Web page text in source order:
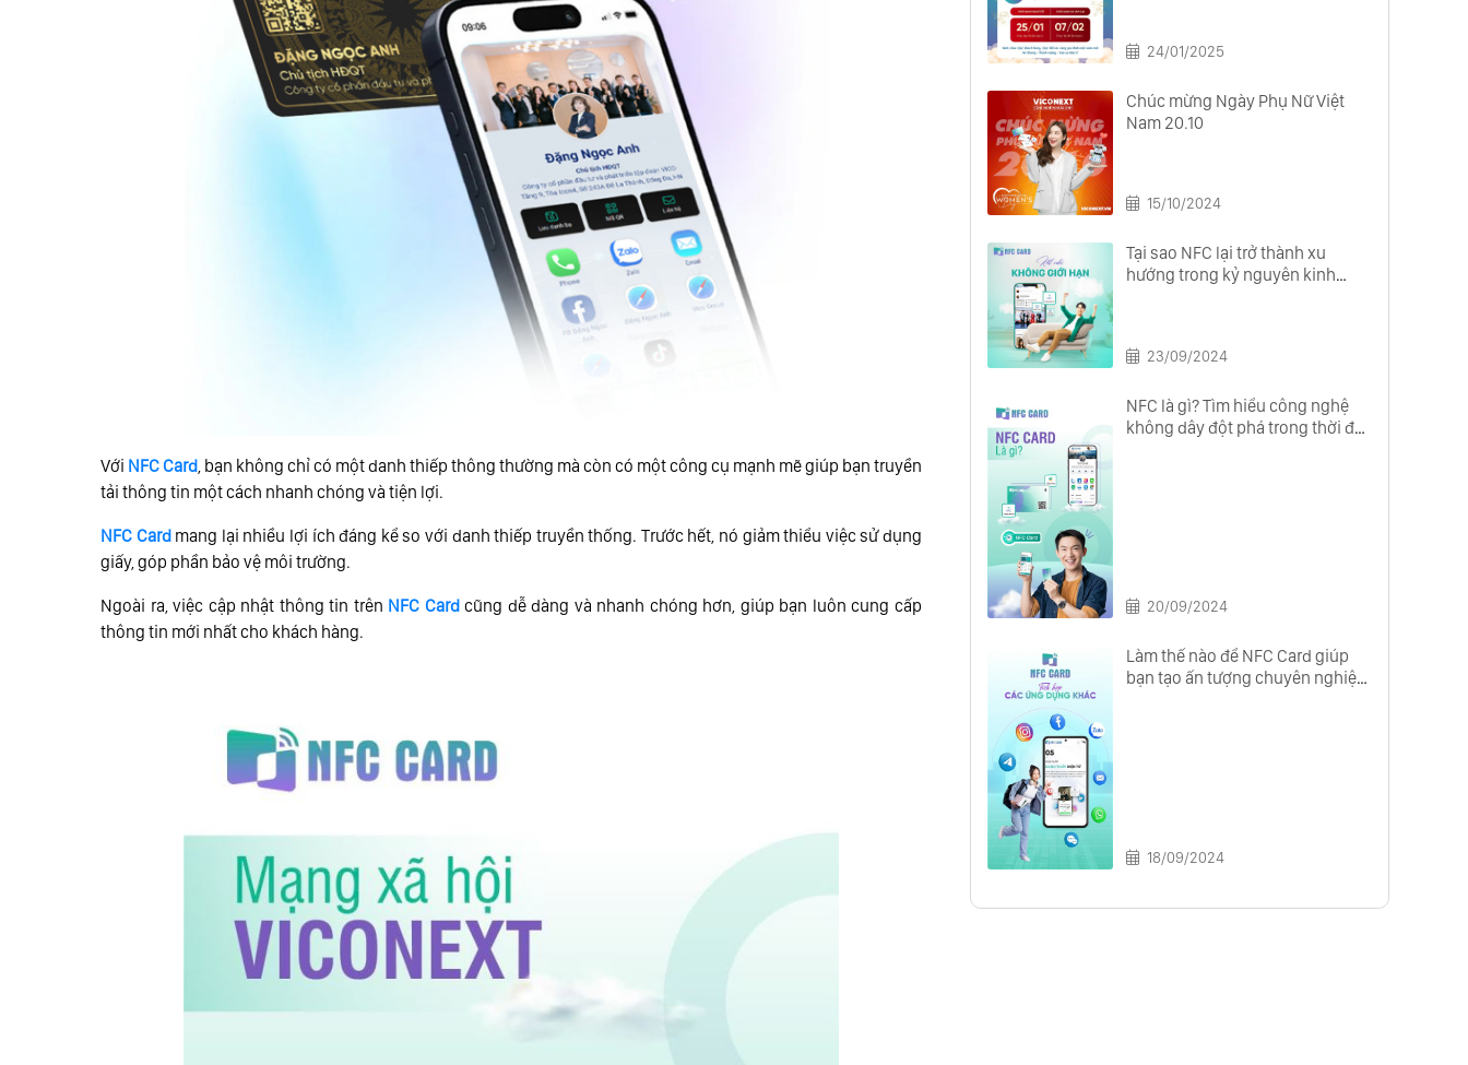
Với NFC Card, bạn không chỉ có một danh thiếp thông thường mà còn có một công cụ mạnh mẽ giúp bạn truyền
tải thông tin một cách nhanh chóng và tiện lợi.
NFC Cardmang lại nhiều lợi ích đáng kể so với danh thiếp truyền thống. Trước hết, nó giảm thiểu việc sử dụng
giấy, góp phần bảo vệ môi trường.
Ngoài ra, việc cập nhật thông tin trên NFC Cardcũng dễ dàng và nhanh chóng hơn, giúp bạn luôn cung cấp
thông tin mới nhất cho khách hàng.
24/01/2025
Chúc mừng Ngày Phụ Nữ Việt
Nam 20.10
15/10/2024
Tại sao NFC lại trở thành xu
hướng trong kỷ nguyên kinh
23/09/2024
NFC là gì? Tìm hiểu công nghệ
không dây đột phá trong thời đại
20/09/2024
Làm thế nào để NFC Card giúp
bạn tạo ấn tượng chuyên nghiệp
18/09/2024